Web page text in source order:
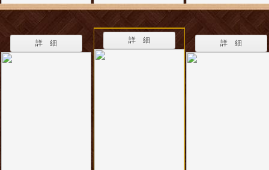
詳 細 詳 細 詳 細